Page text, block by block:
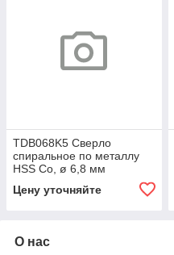
TDB068K5 Сверло
спиральное по металлу
HSS Co, ø 6,8 мм
Цену уточняйте
О нас